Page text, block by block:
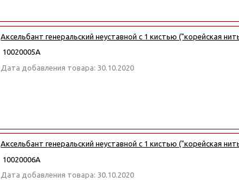
Аксельбант генеральский неуставной с 1 кистью ("корейская
10020005А
Дата добавления товара: 30.10.2020
Аксельбант генеральский неуставной с 1 кистью ("корейская
10020006А
Дата добавления товара: 30.10.2020